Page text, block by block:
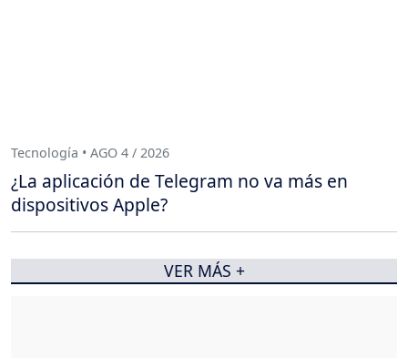
Tecnología • AGO 4 / 2026
¿La aplicación de Telegram no va más en
dispositivos Apple?
VER MÁS +